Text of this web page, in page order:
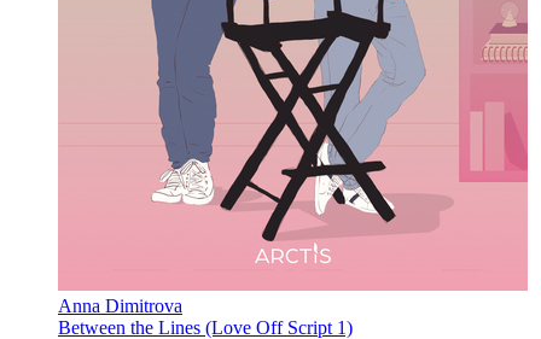
Anna Dimitrova
Between the Lines (Love Off Script 1)